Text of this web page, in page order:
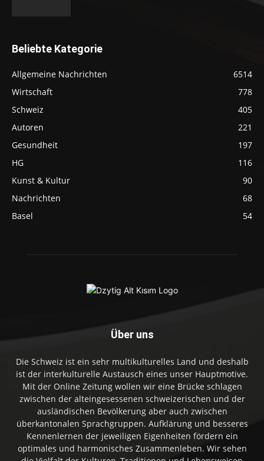
Beliebte Kategorie
Allgemeine Nachrichten
6514
Wirtschaft
778
Schweiz
405
Autoren
221
Gesundheit
197
HG
116
Kunst & Kultur
90
Nachrichten
68
Basel
54
Über uns
Die Schweiz ist ein sehr multikulturelles Land und deshalb
ist der interkulturelle Austausch eines unser Hauptmotive.
Mit der Online Zeitung wollen wir eine Brücke schlagen
zwischen der alteingesessenen schweizerischen und der
ausländischen Bevölkerung aber auch zwischen
überkantonalen Sprachgruppen. Aufklärung und besseres
Kennenlernen der jeweiligen Eigenheiten fördern ein
optimales und harmonisches Zusammenleben. Wir sehen